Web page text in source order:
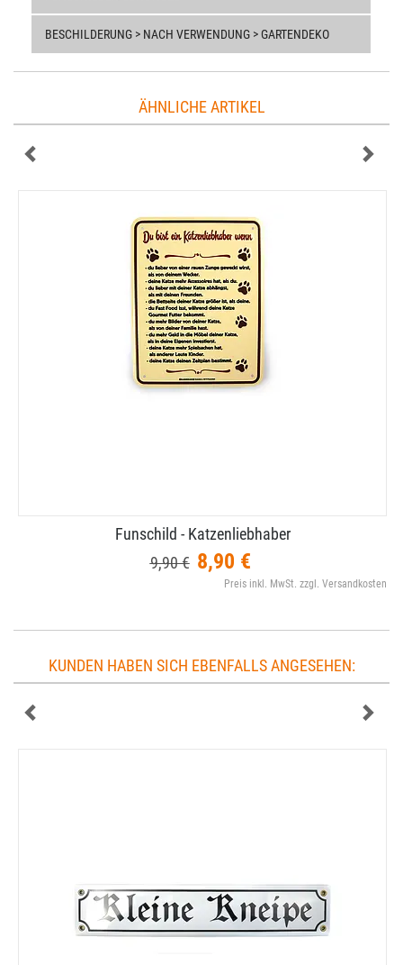
BESCHILDERUNG > NACH VERWENDUNG > GARTENDEKO
ÄHNLICHE ARTIKEL
Funschild - Katzenliebhaber
9,90 € 8,90 €
Preis inkl. MwSt. zzgl. Versandkosten
KUNDEN HABEN SICH EBENFALLS ANGESEHEN: